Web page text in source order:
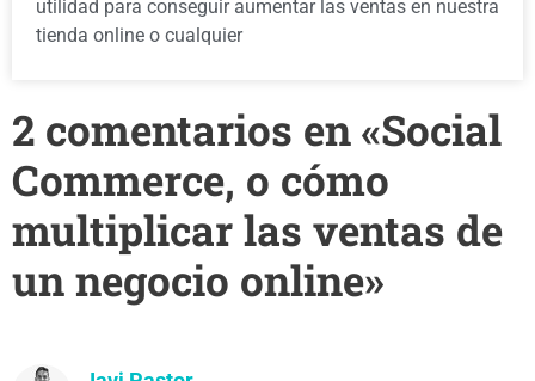
utilidad para conseguir aumentar las ventas en nuestra
tienda online o cualquier
2 comentarios en «Social
Commerce, o cómo
multiplicar las ventas de
un negocio online»